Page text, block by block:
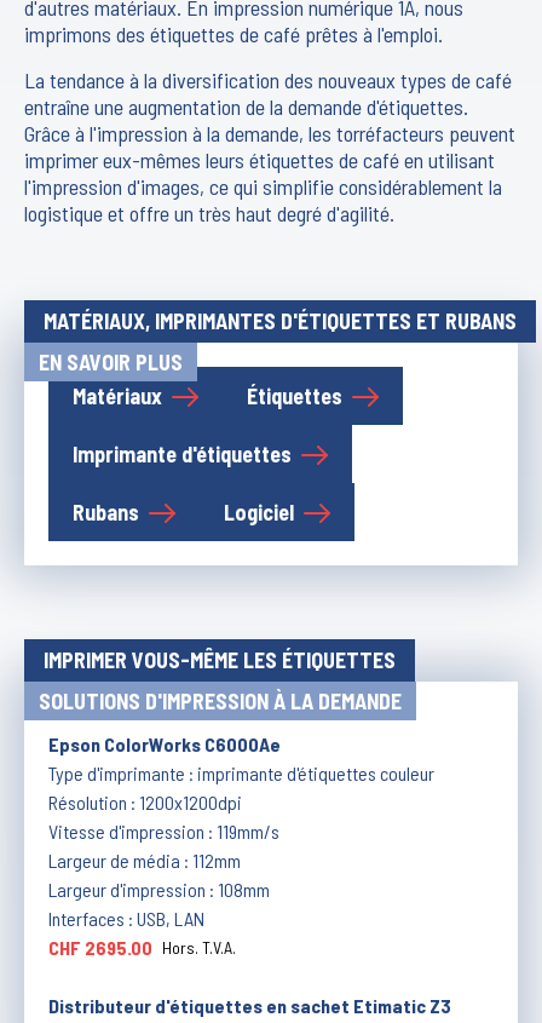
d'autres matériaux. En impression numérique 1A, nous
imprimons des étiquettes de café prêtes à l'emploi.
La tendance à la diversification des nouveaux types de café
entraîne une augmentation de la demande d'étiquettes.
Grâce à l'impression à la demande, les torréfacteurs peuvent
imprimer eux-mêmes leurs étiquettes de café en utilisant
l'impression d'images, ce qui simplifie considérablement la
logistique et offre un très haut degré d'agilité.
MATÉRIAUX, IMPRIMANTES D'ÉTIQUETTES ET RUBANS
EN SAVOIR PLUS
Matériaux
Étiquettes
Imprimante d'étiquettes
Rubans Logiciel
IMPRIMER VOUS-MÊME LES ÉTIQUETTES
SOLUTIONS D'IMPRESSION À LA DEMANDE
Epson ColorWorks C6000Ae
Type d'imprimante : imprimante d'étiquettes couleur
Résolution : 1200x1200dpi
Vitesse d'impression : 119mm/s
Largeur de média : 112mm
Largeur d'impression : 108mm
Interfaces : USB, LAN
CHF 2695.00 Hors. T.V.A.
Distributeur d'étiquettes en sachet Etimatic Z3